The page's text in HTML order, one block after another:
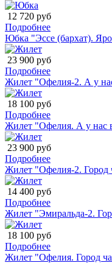
12 720 руб
Подробнее
Юбка "Эссе (бархат).
23 900 руб
Подробнее
Жилет "Офелия-2. А у
18 100 руб
Подробнее
Жилет "Офелия. А у нас
23 900 руб
Подробнее
Жилет "Офелия-2. Город
14 400 руб
Подробнее
Жилет "Эмиральда-2.
18 100 руб
Подробнее
Жилет "Офелия. Город